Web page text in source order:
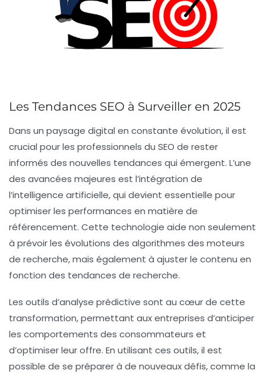
Les Tendances SEO à Surveiller en 2025
Dans un paysage digital en constante évolution, il est
crucial pour les professionnels du SEO de rester
informés des nouvelles tendances qui émergent. L’une
des avancées majeures est l’intégration de
l’intelligence artificielle, qui devient essentielle pour
optimiser les performances en matière de
référencement. Cette technologie aide non seulement
à prévoir les évolutions des algorithmes des moteurs
de recherche, mais également à ajuster le contenu en
fonction des tendances de recherche.
Les outils d’analyse prédictive sont au cœur de cette
transformation, permettant aux entreprises d’anticiper
les comportements des consommateurs et
d’optimiser leur offre. En utilisant ces outils, il est
possible de se préparer à de nouveaux défis, comme la